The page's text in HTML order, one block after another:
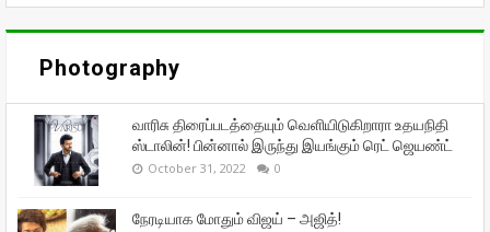
Photography
வாரிசு திரைப்படத்தையும் வெளியிடுகிறாரா உதயநிதி
ஸ்டாலின்! பின்னால் இருந்து இயங்கும் ரெட் ஜெயண்ட்
October 31, 2022 0
நேரடியாக மோதும் விஜய் – அஜித்!